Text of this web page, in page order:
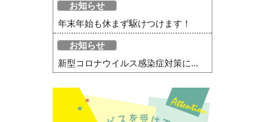
お知らせ
年末年始も休まず駆けつけます！
お知らせ
新型コロナウイルス感染症対策に...